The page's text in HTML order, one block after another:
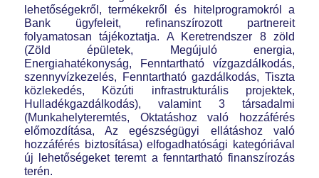
lehetőségekről, termékekről és hitelprogramokról a
Bank ügyfeleit, refinanszírozott partnereit
folyamatosan tájékoztatja. A Keretrendszer 8 zöld
(Zöld épületek, Megújuló energia,
Energiahatékonyság, Fenntartható vízgazdálkodás,
szennyvízkezelés, Fenntartható gazdálkodás, Tiszta
közlekedés, Közúti infrastrukturális projektek,
Hulladékgazdálkodás), valamint 3 társadalmi
(Munkahelyteremtés, Oktatáshoz való hozzáférés
előmozdítása, Az egészségügyi ellátáshoz való
hozzáférés biztosítása) elfogadhatósági kategóriával
új lehetőségeket teremt a fenntartható finanszírozás
terén.